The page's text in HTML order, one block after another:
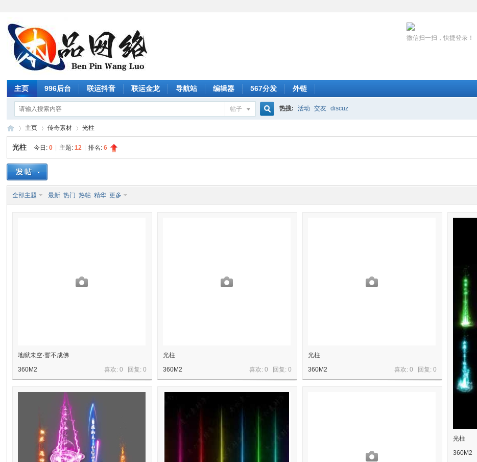
微信扫一扫，快捷登录！
主页 996后台 联运抖音 联运金龙 导航站 编辑器 567分发 外链
帖子 热搜: 活动 交友 discuz
»
主页
›
传奇素材 光柱
光柱 今日:0 主题:12 排名:6
全部主题 最新 热门 热帖 精华 更多
地狱未空·誓不成佛
喜欢: 0 回复:0
360M2
光柱
喜欢: 0 回复:0
360M2
光柱
喜欢: 0 回复:0
360M2
光柱
360M2